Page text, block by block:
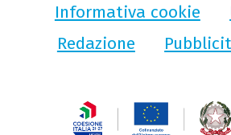
Informativa cookie
Redazione